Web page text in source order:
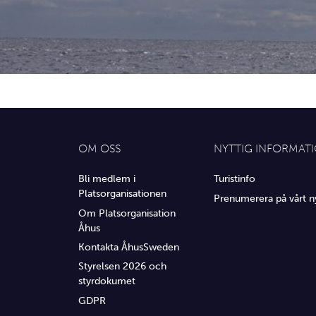
OM OSS
Bli medlem i
Platsorganisationen
Om Platsorganisation
Åhus
Kontakta ÅhusSweden
Styrelsen 2026 och
styrdokumet
GDPR
NYTTIG
Turistinfo
Prenumerera på vårt